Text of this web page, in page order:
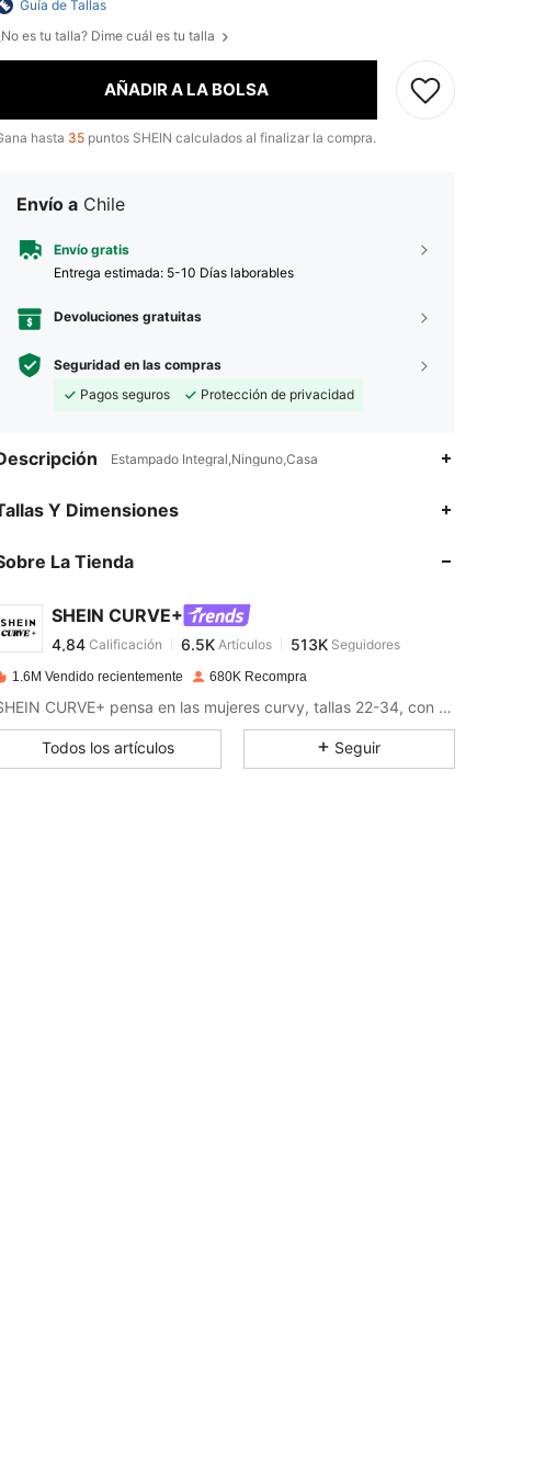
150 cm / 59 in, Caderas: 134 cm / 53 in, Color: Albaricoque, Talla: 8XL
127 cm / 50 in, Caderas: 152 cm / 60 in, Color: Albaricoque, Talla: 5XL
Guía de Tallas
es tu talla? Dime cuál es tu talla
AÑADIR A LA BOLSA
hasta 35 puntos SHEIN calculados al finalizar la compra.
Envío a Chile
Envío gratis
Entrega estimada: 5-10 Días laborables
Devoluciones gratuitas
Seguridad en las compras
Pagos seguros
Protección de privacidad
Estampado Integral,Ninguno,Casa
Y Dimensiones
La Tienda
SHEIN CURVE+
4,84
4,84 Calificación 6.5KArtículos
d***ppagó Hace 1 día
4,84
1.6M Vendido recientemente 680K Recompra
SHEIN CURVE+ pensa en las mujeres curvy, tallas 22-34, con una amplia gama de categorías.
Todos los artículos Seguir